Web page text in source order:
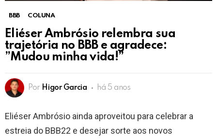
BBB COLUNA
Eliéser Ambrósio relembra sua
trajetória no BBB e agradece:
”Mudou minha vida!”
Por Higor Garcia há 5 anos
Eliéser Ambrósio ainda aproveitou para celebrar a
estreia do BBB22 e desejar sorte aos novos